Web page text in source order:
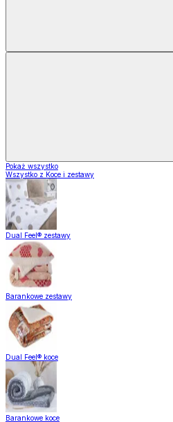
Pokaż wszystko
Wszystko z Koce i zestawy
Dual Feel® zestawy
Barankowe zestawy
Dual Feel® koce
Barankowe koce